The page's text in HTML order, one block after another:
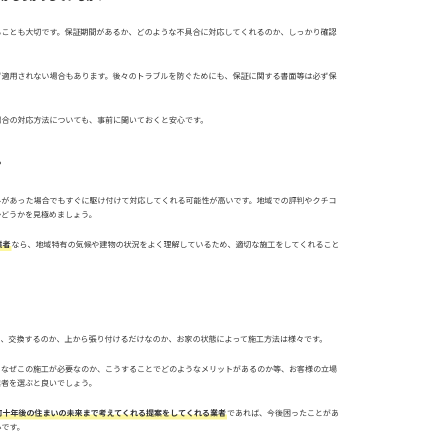
とも大切です。保証期間があるか、どのような不具合に対応してくれるのか、しっかり確認
用されない場合もあります。後々のトラブルを防ぐためにも、保証に関する書面等は必ず保
の対応方法についても、事前に聞いておくと安心です。
あった場合でもすぐに駆け付けて対応してくれる可能性が高いです。地域での評判やクチコ
うかを見極めましょう。
者なら、地域特有の気候や建物の状況をよく理解しているため、適切な施工をしてくれること
交換するのか、上から張り付けるだけなのか、お家の状態によって施工方法は様々です。
ぜこの施工が必要なのか、こうすることでどのようなメリットがあるのか等、お客様の立場
を選ぶと良いでしょう。
十年後の住まいの未来まで考えてくれる提案をしてくれる業者であれば、今後困ったことがあ
す。